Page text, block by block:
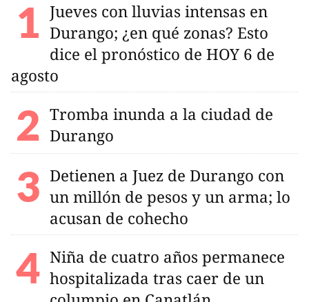
Jueves con lluvias intensas en
Durango; ¿en qué zonas? Esto
dice el pronóstico de HOY 6 de
agosto
Tromba inunda a la ciudad de
Durango
Detienen a Juez de Durango con
un millón de pesos y un arma; lo
acusan de cohecho
Niña de cuatro años permanece
hospitalizada tras caer de un